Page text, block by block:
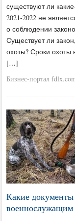
существуют ли
2021-2022 не
о соблюдении
Существует ли
охоты? Сроки охоты
[…]
Бизнес-портал
Какие